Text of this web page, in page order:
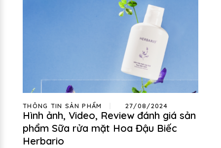
THÔNG TIN SẢN PHẨM 27/08/2024
Hình ảnh, Video, Review đánh giá sản
phẩm Sữa rửa mặt Hoa Đậu Biếc
Herbario